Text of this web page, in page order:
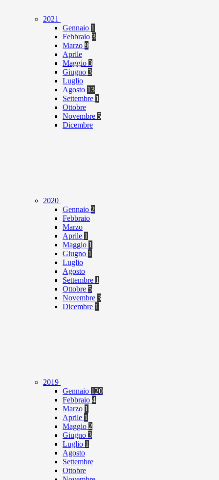
2021
Gennaio 1
Febbraio 3
Marzo 9
Aprile
Maggio 3
Giugno 3
Luglio
Agosto 13
Settembre 1
Ottobre
Novembre 5
Dicembre
2020
Gennaio 2
Febbraio
Marzo
Aprile 1
Maggio 1
Giugno 1
Luglio
Agosto
Settembre 1
Ottobre 5
Novembre 3
Dicembre 1
2019
Gennaio 120
Febbraio 4
Marzo 1
Aprile 1
Maggio 2
Giugno 3
Luglio 1
Agosto
Settembre
Ottobre